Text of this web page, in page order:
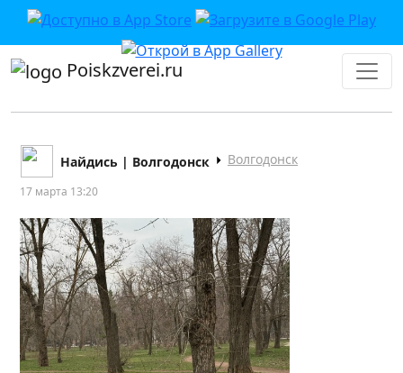
Poiskzverei.ru
Найдись | Волгодонск Волгодонск
17 марта 13:20